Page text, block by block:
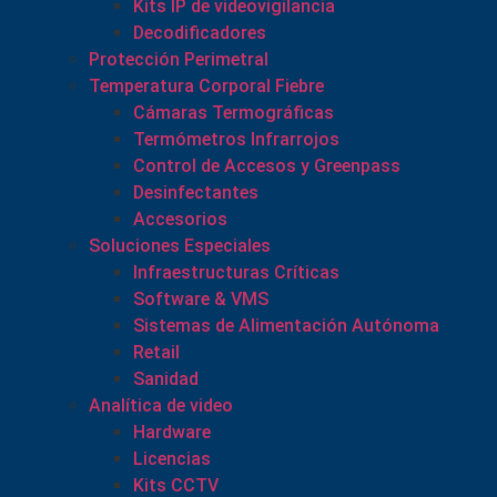
Kits IP de videovigilancia
Decodificadores
Protección Perimetral
Temperatura Corporal Fiebre
Cámaras Termográficas
Termómetros Infrarrojos
Control de Accesos y Greenpass
Desinfectantes
Accesorios
Soluciones Especiales
Infraestructuras Críticas
Software & VMS
Sistemas de Alimentación Autónoma
Retail
Sanidad
Analítica de video
Hardware
Licencias
Kits CCTV